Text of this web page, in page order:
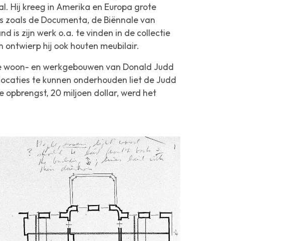
. Hij kreeg in Amerika en Europa grote
de Documenta, de Biënnale van
is zijn werk o.a. te vinden in de collectie
ontwierp hij ook houten meubilair.
en werkgebouwen van Donald Judd
te kunnen onderhouden liet de Judd
opbrengst, 20 miljoen dollar, werd het